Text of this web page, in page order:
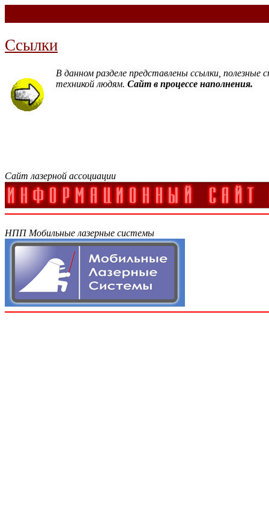
Ссылки
В данном разделе представлены ссылки,
техникой людям.Сайт в процессе наполнения.
Сайт лазерной ассоциации
НПП Мобильные лазерные системы